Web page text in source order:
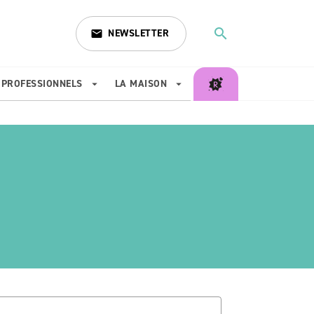
email NEWSLETTER search
PROFESSIONNELS arrow_drop_down LA MAISON arrow_drop_down
search